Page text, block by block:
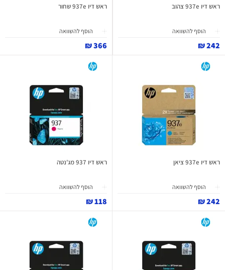
ראש דיו 937e צהוב
הוסף להשוואה
242 ₪
ראש דיו 937e שחור
הוסף להשוואה
366 ₪
ראש דיו 937e ציאן
הוסף להשוואה
242 ₪
ראש דיו 937 מג'נטה
הוסף להשוואה
118 ₪